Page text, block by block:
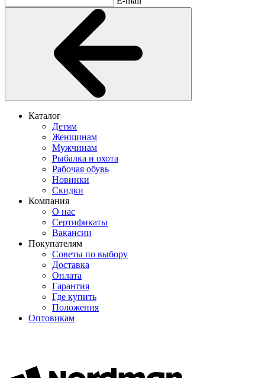
Каталог
Детям
Женщинам
Мужчинам
Рыбалка и охота
Рабочая обувь
Новинки
Скидки
Компания
О нас
Сертификаты
Вакансии
Покупателям
Советы по выбору
Доставка
Оплата
Гарантия
Где купить
Положения
Оптовикам